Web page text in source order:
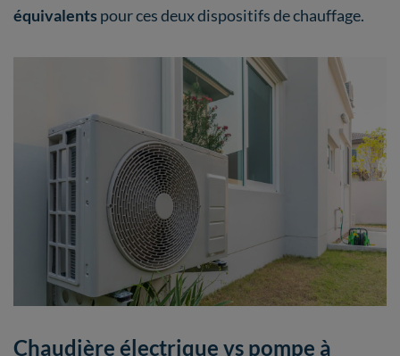
équivalents pour ces deux dispositifs de chauffage.
Chaudière électrique vs pompe à